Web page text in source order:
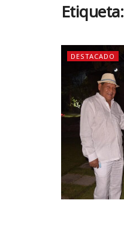
Etiqueta:
DESTACADO